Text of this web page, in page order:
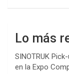
Lo más
SINOTRUK
en la Expo